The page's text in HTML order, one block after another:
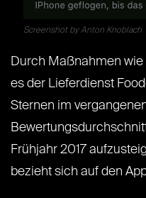
Screenshot by Anton Knoblach
Durch Maßnahmen
es der Lieferdienst
Sternen im
Frühjahr 2017
bezieht sich auf den